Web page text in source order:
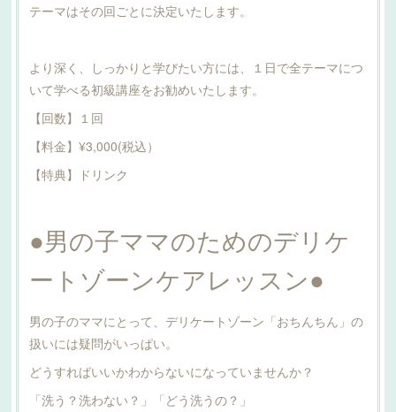
テーマはその回ごとに決定いたします。
より深く、しっかりと学びたい方には、１日で全テーマにつ
いて学べる初級講座をお勧めいたします。
【回数】１回
【料金】¥3,000(税込）
【特典】ドリンク
●男の子ママのためのデリケ
ートゾーンケアレッスン●
男の子のママにとって、デリケートゾーン「おちんちん」の
扱いには疑問がいっぱい。
どうすればいいかわからないになっていませんか？
「洗う？洗わない？」「どう洗うの？」